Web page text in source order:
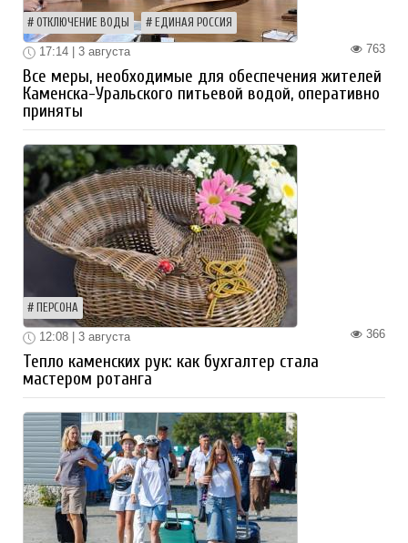
ОТКЛЮЧЕНИЕ ВОДЫ ЕДИНАЯ РОССИЯ
763
17:14 | 3 августа
Все меры, необходимые для обеспечения жителей
Каменска-Уральского питьевой водой, оперативно
приняты
ПЕРСОНА
366
12:08 | 3 августа
Тепло каменских рук: как бухгалтер стала
мастером ротанга